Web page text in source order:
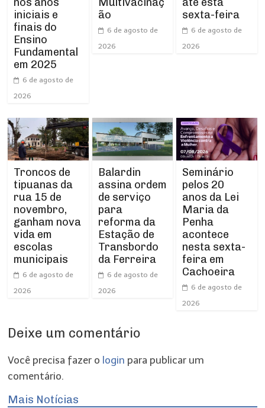
iniciais e
finais do
Ensino
Fundamental
em 2025
6 de agosto de
2026
ão
6 de agosto de
2026
sexta-feira
6 de agosto de
2026
Troncos de
tipuanas da
rua 15 de
novembro,
ganham nova
vida em
escolas
municipais
6 de agosto de
2026
Balardin
assina ordem
de serviço
para
reforma da
Estação de
Transbordo
da Ferreira
6 de agosto de
2026
Seminário
pelos 20
anos da Lei
Maria da
Penha
acontece
nesta sexta-
feira em
Cachoeira
6 de agosto de
2026
Deixe um comentário
Você precisa fazer o login para publicar um
comentário.
Mais Notícias